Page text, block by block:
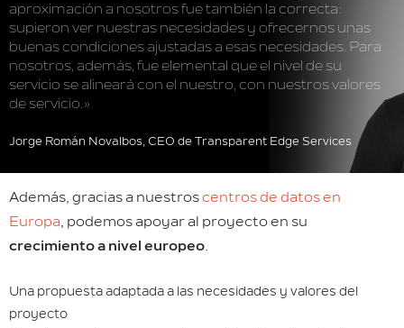
aproximación a nosotros fue también la correcta:
supieron ver nuestras necesidades y ofrecernos unas
buenas condiciones ajustadas a esas necesidades. Para
nosotros, además, fue elemental que el nivel de su
servicio se alineará con el nuestro, con nuestros valores
de servicio.»
Jorge Román Novalbos, CEO de Transparent Edge Services
Además, gracias a nuestroscentros de datos en
Europa, podemos apoyar al proyecto en su
crecimiento a nivel europeo.
Una propuesta adaptada a las necesidades y valores del
proyecto